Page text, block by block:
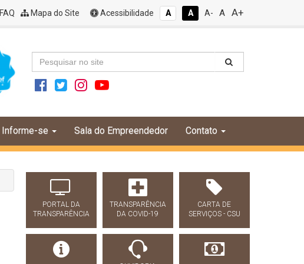
FAQ Mapa do Site Acessibilidade A A A- A A+
Informe-se Sala do Empreendedor Contato
PORTAL DA
TRANSPARÊNCIA
TRANSPARÊNCIA
DA COVID-19
CARTA DE
SERVIÇOS - CSU